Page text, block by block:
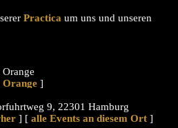
Practica um uns und unseren
Orange
]
9, 22301 Hamburg
] [ alle Events an diesem Ort ]